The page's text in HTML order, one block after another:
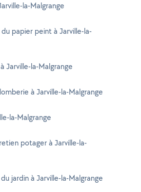
la-Malgrange
papier peint à Jarville-la-
Jarville-la-Malgrange
à Jarville-la-Malgrange
la-Malgrange
potager à Jarville-la-
jardin à Jarville-la-Malgrange